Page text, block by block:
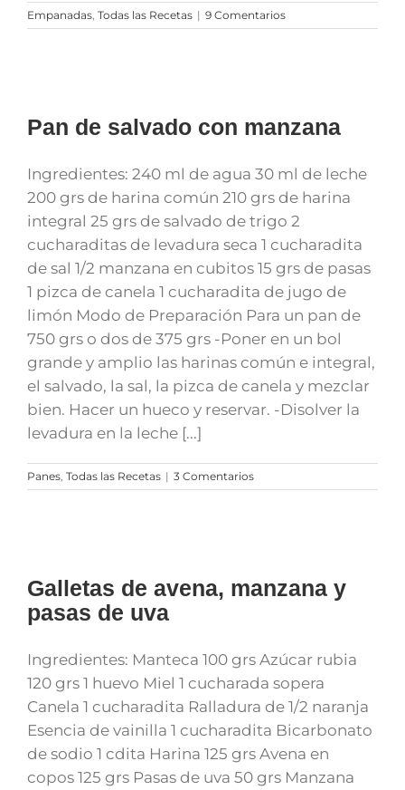
Empanadas Todas las Recetas | 9 Comentarios
Pan de salvado con manzana
Ingredientes: 240 ml de agua 30 ml de leche
200 grs de harina común 210 grs de harina
integral 25 grs de salvado de trigo 2
cucharaditas de levadura seca 1 cucharadita
de sal 1/2 manzana en cubitos 15 grs de pasas
1 pizca de canela 1 cucharadita de jugo de
limón Modo de Preparación Para un pan de
750 grs o dos de 375 grs -Poner en un bol
grande y amplio las harinas común e integral,
el salvado, la sal, la pizca de canela y mezclar
bien. Hacer un hueco y reservar. -Disolver la
levadura en la leche [...]
Panes Todas las Recetas | 3 Comentarios
Galletas de avena, manzana y
pasas de uva
Ingredientes: Manteca 100 grs Azúcar rubia
120 grs 1 huevo Miel 1 cucharada sopera
Canela 1 cucharadita Ralladura de 1/2 naranja
Esencia de vainilla 1 cucharadita Bicarbonato
de sodio 1 cdita Harina 125 grs Avena en
copos 125 grs Pasas de uva 50 grs Manzana